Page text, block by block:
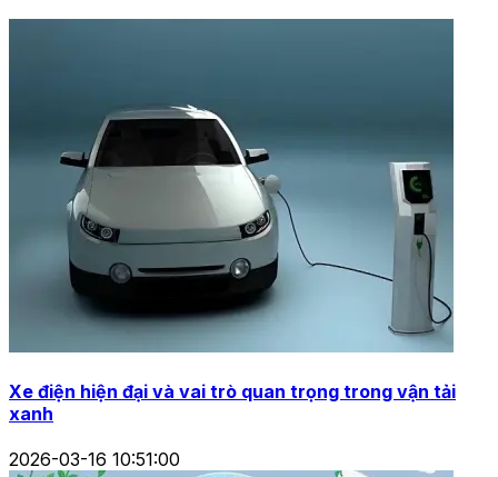
Xe điện hiện đại và vai trò quan trọng trong vận tải
xanh
2026-03-16 10:51:00